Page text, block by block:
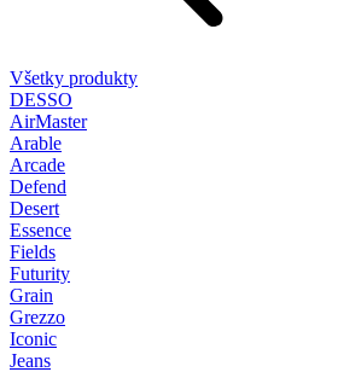
Všetky produkty
DESSO
AirMaster
Arable
Arcade
Defend
Desert
Essence
Fields
Futurity
Grain
Grezzo
Iconic
Jeans